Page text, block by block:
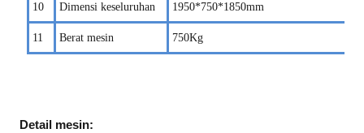
10 Dimensi keseluruhan 1950*750*1850mm
11 Berat mesin 750Kg
Detail mesin: